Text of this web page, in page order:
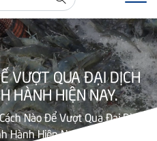
VƯỢT QUA ĐẠI DỊCH
HÀNH HIỆN NAY.
Nào Để Vượt Qua Đại Dịch
Hành Hiện Nay.